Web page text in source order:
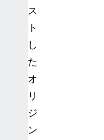
ス
ト
し
た
オ
リ
ジ
ン